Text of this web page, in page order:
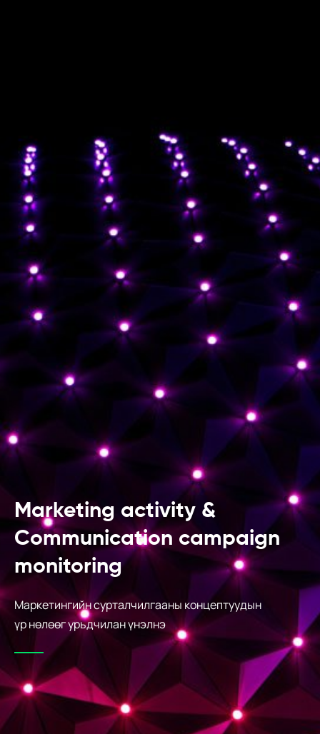
Marketing activity &
Communication campaign
monitoring
Маркетингийн сурталчилгааны концептуудын
үр нөлөөг урьдчилан үнэлнэ